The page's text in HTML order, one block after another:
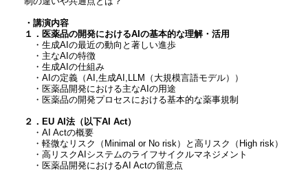
・講演内容
１．医薬品の開発におけるAIの基本的な理解・活用
・生成AIの最近の動向と著しい進歩
・主なAIの特徴
・生成AIの仕組み
・AIの定義（AI,生成AI,LLM（大規模言語モデル））
・医薬品開発における主なAIの用途
・医薬品の開発プロセスにおける基本的な薬事規制
２．EU AI法（以下AI Act）
・AI Actの概要
・軽微なリスク（Minimal or No risk）と高リスク（High risk）
・高リスクAIシステムのライフサイクルマネジメント
・医薬品開発におけるAI Actの留意点